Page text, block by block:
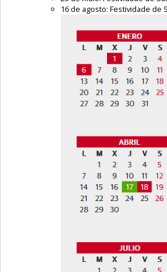
16 de agosto: Festividade de